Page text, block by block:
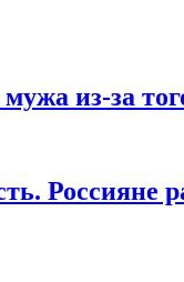
из-за
Россияне